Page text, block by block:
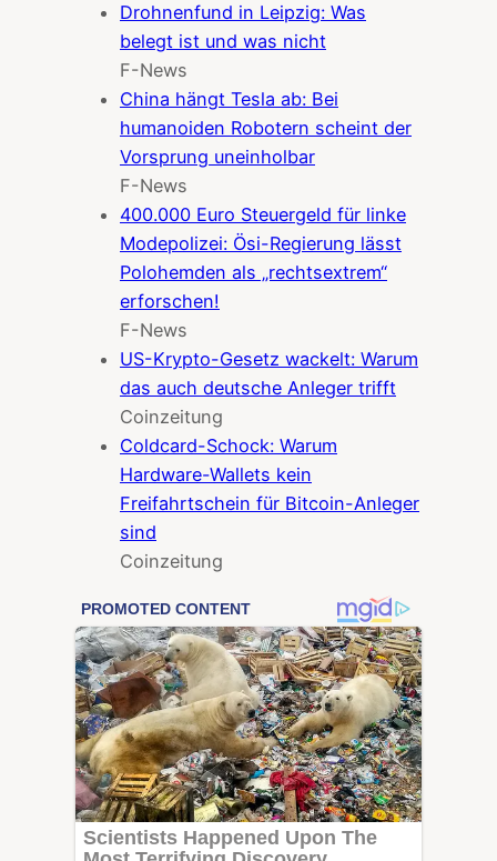
Drohnenfund in Leipzig: Was
belegt ist und was nicht
F-News
China hängt Tesla ab: Bei
humanoiden Robotern scheint der
Vorsprung uneinholbar
F-News
400.000 Euro Steuergeld für linke
Modepolizei: Ösi-Regierung lässt
Polohemden als „rechtsextrem“
erforschen!
F-News
US-Krypto-Gesetz wackelt: Warum
das auch deutsche Anleger trifft
Coinzeitung
Coldcard-Schock: Warum
Hardware-Wallets kein
Freifahrtschein für Bitcoin-Anleger
sind
Coinzeitung